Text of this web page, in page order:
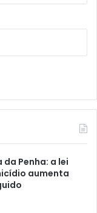
da Penha: a lei
aumenta